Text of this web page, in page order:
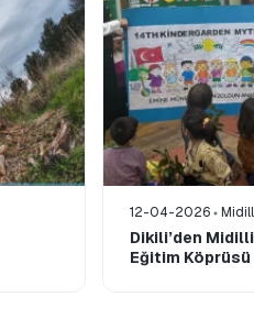
12-04-2026
Dikili’den
Eğitim Köprüsü